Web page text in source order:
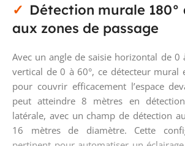
Détection murale 180°
aux zones de passage
Avec un angle de saisie horizontal de 0
vertical de 0 à 60°, ce détecteur mural
pour couvrir efficacement l’espace
peut atteindre 8 mètres en
latérale, avec un champ de détection
16 mètres de diamètre. Cette